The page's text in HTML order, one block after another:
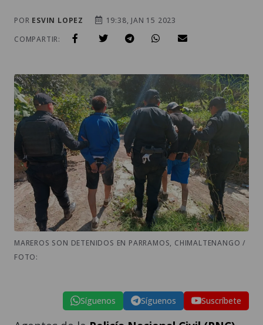
POR ESVIN LOPEZ
19:38, JAN 15 2023
COMPARTIR:
MAREROS SON DETENIDOS EN PARRAMOS, CHIMALTENANGO /
FOTO:
Síguenos Síguenos Suscríbete